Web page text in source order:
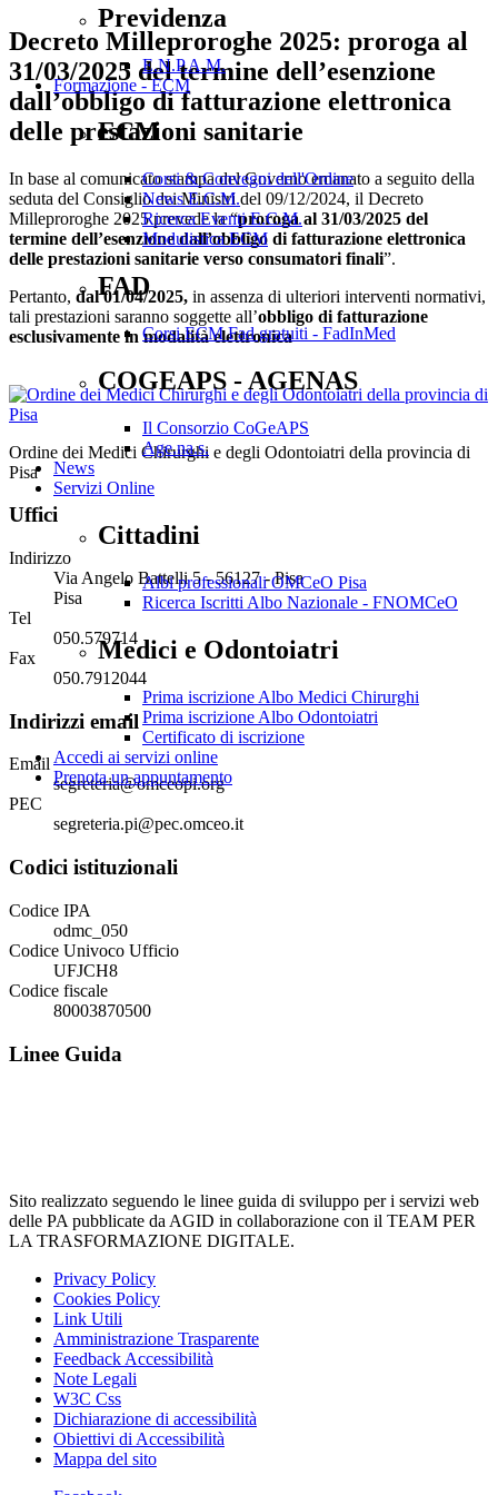
Previdenza
E.N.P.A.M.
Formazione - ECM
ECM
Corsi & Convegni dell'Ordine
News E.C.M.
Ricerca Eventi E.C.M.
Modulistica ECM
FAD
Corsi ECM Fad gratuiti - FadInMed
COGEAPS - AGENAS
Il Consorzio CoGeAPS
Age.na.s.
News
Servizi Online
Cittadini
Albi professionali OMCeO Pisa
Ricerca Iscritti Albo Nazionale - FNOMCeO
Medici e Odontoiatri
Prima iscrizione Albo Medici Chirurghi
Prima iscrizione Albo Odontoiatri
Certificato di iscrizione
Accedi ai servizi online
Prenota un appuntamento
Decreto Milleproroghe 2025: proroga al
31/03/2025 del termine dell’esenzione
dall’obbligo di fatturazione elettronica
delle prestazioni sanitarie
In base al comunicato stampa del Governo emanato a seguito della
seduta del Consiglio dei Ministri del 09/12/2024, il Decreto
Milleproroghe 2025 prevede la “proroga al 31/03/2025 del
termine dell’esenzione dall’obbligo di fatturazione elettronica
delle prestazioni sanitarie verso consumatori finali”.
Pertanto, dal 01/04/2025, in assenza di ulteriori interventi normativi,
tali prestazioni saranno soggette all’obbligo di fatturazione
esclusivamente in modalità elettronica
Ordine dei Medici Chirurghi e degli Odontoiatri della provincia di
Pisa
Uffici
Indirizzo
Via Angelo Battelli 5 - 56127 - Pisa
Pisa
Tel
050.579714
Fax
050.7912044
Indirizzi email
Email
segreteria@omceopi.org
PEC
segreteria.pi@pec.omceo.it
Codici istituzionali
Codice IPA
odmc_050
Codice Univoco Ufficio
UFJCH8
Codice fiscale
80003870500
Linee Guida
Sito realizzato seguendo le linee guida di sviluppo per i servizi web
delle PA pubblicate da AGID in collaborazione con il TEAM PER
LA TRASFORMAZIONE DIGITALE.
Privacy Policy
Cookies Policy
Link Utili
Amministrazione Trasparente
Feedback Accessibilità
Note Legali
W3C Css
Dichiarazione di accessibilità
Obiettivi di Accessibilità
Mappa del sito